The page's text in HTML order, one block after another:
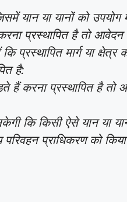
यान या यानों को उपयोग
प्रस्थापित है तो
प्रस्थापित मार्ग या
है:
हैं करना प्रस्थापित है
कि किसी ऐसे यान या
प्राधिकरण को